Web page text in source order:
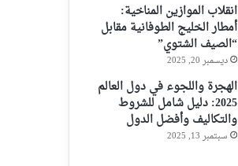
انقلاب الموازين المناخية:
أمطار الخليج الطوفانية مقابل
“الصيف الشتوي”
ديسمبر 20, 2025
الهجرة واللجوء في دول العالم
2025: دليل شامل للشروط
والتكاليف وأفضل الدول
سبتمبر 13, 2025